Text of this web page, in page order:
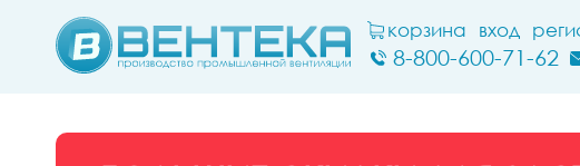
корзина вход
8-800-600-71-62